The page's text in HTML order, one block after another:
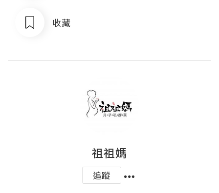
收藏
祖祖媽
追蹤